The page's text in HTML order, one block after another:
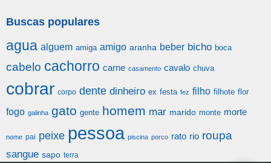
Buscas populares
agua alguem amiga amigo aranha beber bicho boca
cabelo cachorro carne casamento cavalo chuva
cobrar corpo dente dinheiro ex festa fez filho filhote flor
fogo galinha gato gente homem mar marido monte morte
nome pai peixe pessoa piscina porco rato rio roupa
sangue sapo terra